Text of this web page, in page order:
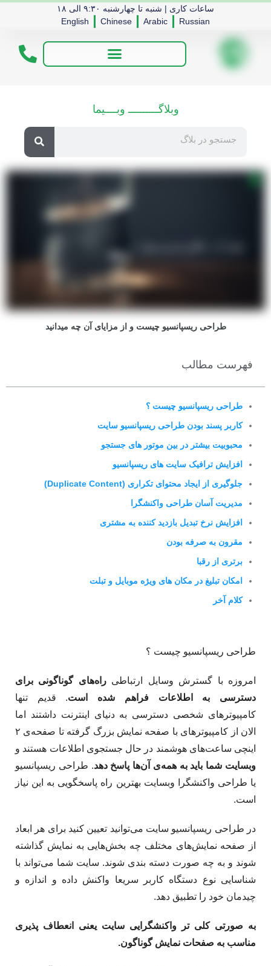
ساعات کاری | شنبه تا چهارشنبه ۹:۳۰ الی ۱۸
Russian
Arabic
Chinese
English
وبلاگــــــــــ وبــــیما
طراحی ریسپانسیو چیست و از مزایای آن چه می‍دانید
فهرست مطالب
طراحی ریسپانسیو چیست ؟
کاربر پسند بودن طراحی ریسپانسیو سایت
محبوبیت بیشتر در بین موتور های جستجو
افزایش ترافیک سایت های ریسپانسیو
جلوگیری از ایجاد محتوای تکراری (Duplicate Content)
مدیریت آسان طراحی واکنشگرا
افزایش نرخ تبدیل بازدید کننده به مشتری
مقرون به صرفه بودن
برتری از رقبا
امکان تبلیغ در مکان های ویژه موبایل و تبلت
کلام آخر
طراحی ریسپانسیو چیست ؟
امروزه با گسترش وسایل ارتباطیراه‌های گوناگونی برای
دسترسی به اطلاعات فراهم شده است. قدیم تنها
کامپیوترهای شخصی دسترسی به دنیای اینترنت داشتند اما
الان از کامپیوترهای با صفحه نمایش بزرگ گرفته تا صفحه‌ی ۲
اینچی ساعت‌های هوشمند در حال جستجوی اطلاعات هستند و
وبسایت شما باید به همه‌ی آن‌ها پاسخ دهد. طراحی ریسپانسیو
یا طراحی واکنشگرا وبسایت بهترین راه پاسخگویی به این نیاز
است.
در طراحی ریسپانسیو سایت می‌توانید تعیین کنید برای هر ابعاد
از صفحه نمایش‌های مختلف چه بخش‌هایی به نمایش گذاشته
شوند و به چه صورت دسته بندی شوند. سایت شما می‌تواند با
شناسایی نوع دستگاه کاربر سریعا واکنش داده و اندازه و
چیدمان خود را تطبیق دهد.
به صورتی کلی تر واکنشگرایی سایت یعنی انعطاف پذیری
مناسب به صفحات نمایش گوناگون.